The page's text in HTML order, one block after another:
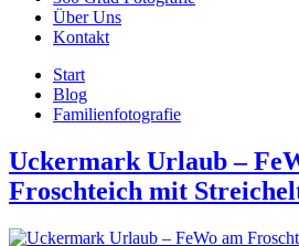
Über Uns
Kontakt
Start
Blog
Familienfotografie
Uckermark Urlaub –
Froschteich mit